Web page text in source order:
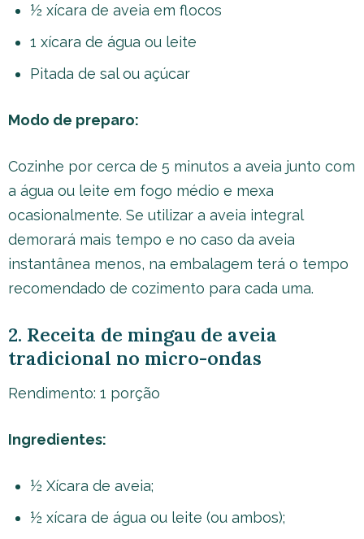
½ xícara de aveia em flocos
1 xícara de água ou leite
Pitada de sal ou açúcar
Modo de preparo:
Cozinhe por cerca de 5 minutos a aveia junto com
a água ou leite em fogo médio e mexa
ocasionalmente. Se utilizar a aveia integral
demorará mais tempo e no caso da aveia
instantânea menos, na embalagem terá o tempo
recomendado de cozimento para cada uma.
2. Receita de mingau de aveia
tradicional no micro-ondas
Rendimento: 1 porção
Ingredientes:
½ Xícara de aveia;
½ xícara de água ou leite (ou ambos);